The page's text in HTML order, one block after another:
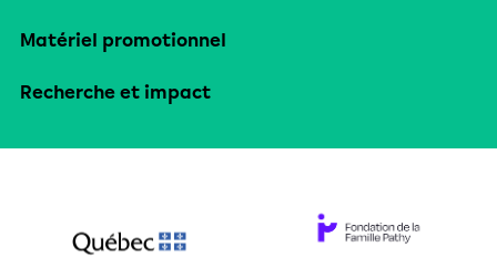
Matériel promotionnel
Recherche et impact